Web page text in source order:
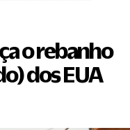
o rebanho
dos EUA